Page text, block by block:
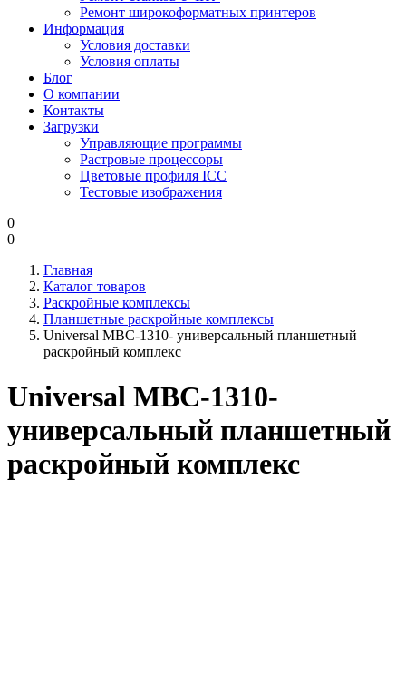
Ремонт широкоформатных принтеров
Информация
Условия доставки
Условия оплаты
Блог
О компании
Контакты
Загрузки
Управляющие программы
Растровые процессоры
Цветовые профиля ICC
Тестовые изображения
0
0
Главная
Каталог товаров
Раскройные комплексы
Планшетные раскройные комплексы
Universal MBC-1310- универсальный планшетный
раскройный комплекс
Universal MBC-1310-
универсальный планшетный
раскройный комплекс